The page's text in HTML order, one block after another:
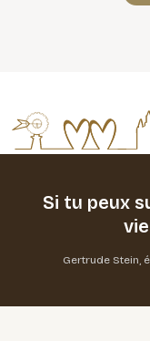
Si tu peux
Gertrude Stein,